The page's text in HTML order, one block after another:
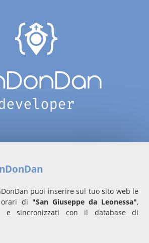
puoi inserire sul tuo sito web le
di "San Giuseppe da Leonessa",
e sincronizzati con il database di